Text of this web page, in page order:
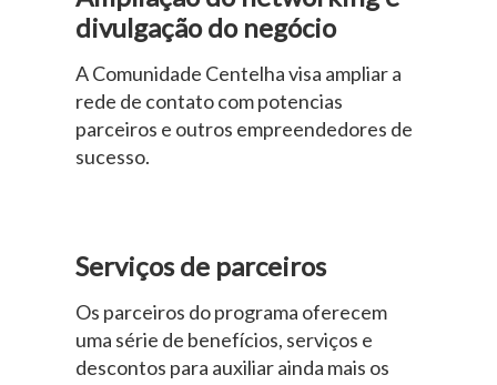
divulgação do negócio
A Comunidade Centelha visa ampliar a
rede de contato com potencias
parceiros e outros empreendedores de
sucesso.
Serviços de parceiros
Os parceiros do programa oferecem
uma série de benefícios, serviços e
descontos para auxiliar ainda mais os